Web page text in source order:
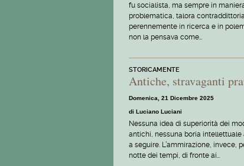
fu socialista, ma sempre in
problematica, talora contraddittoria,
perennemente in ricerca e in
non la pensava come…
STORICAMENTE
Antiche, stravaganti
Domenica, 21 Dicembre 2025
di Luciano Luciani
Nessuna idea di superiorità dei
antichi, nessuna boria intellettuale
a seguire. L’ammirazione, invece,
notte dei tempi, di fronte ai…